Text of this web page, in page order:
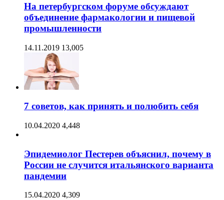
На петербургском форуме обсуждают
объединение фармакологии и пищевой
промышленности
14.11.2019 13,005
7 советов, как принять и полюбить себя
10.04.2020 4,448
Эпидемиолог Пестерев объяснил, почему в
России не случится итальянского варианта
пандемии
15.04.2020 4,309